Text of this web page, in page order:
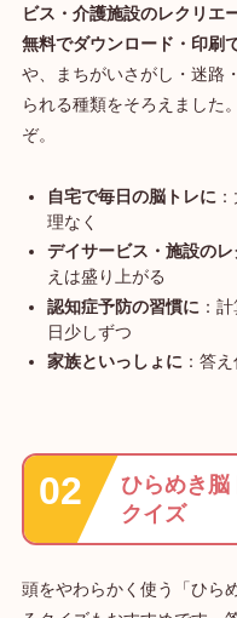
ビス・介護施設のレクリエ
無料でダウンロード・印刷
や、まちがいさがし・迷路
られる種類をそろえました
ぞ。
自宅で毎日の脳トレに
理なく
デイサービス・施設のレ
えは盛り上がる
認知症予防の習慣に ：
日少しずつ
家族といっしょに ：答
ひらめき脳
クイズ
頭をやわらかく使う「ひら